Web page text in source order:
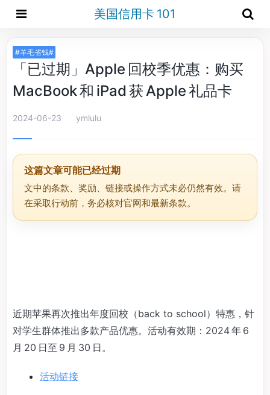
美国信用卡 101
#羊毛省钱#
「已过期」Apple 回校季优惠：购买
MacBook 和 iPad 获 Apple 礼品卡
2024-06-23 ymlulu
这篇文章可能已经过期
文中的条款、奖励、链接或操作方式未必仍然有效。请
在采取行动前，务必核对官网和最新条款。
近期苹果再次推出年度回校（back to school）特惠，针
对学生群体推出多款产品优惠。活动有效期：2024 年 6
月 20 日至 9 月 30 日。
活动链接